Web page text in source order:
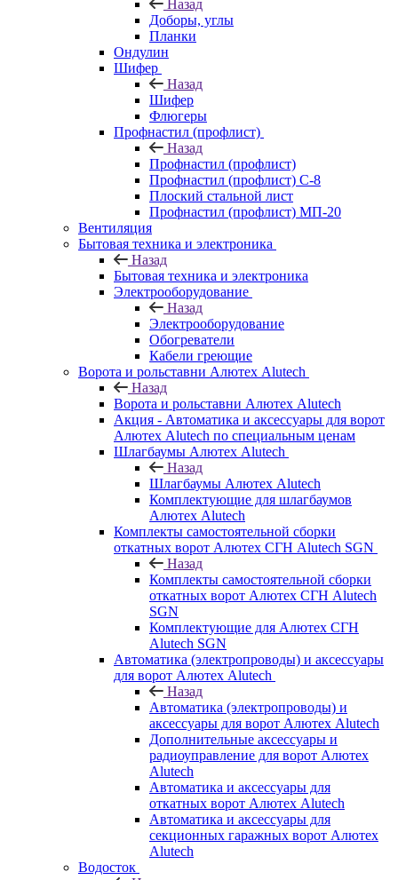
Назад
Доборы, углы
Планки
Ондулин
Шифер
Назад
Шифер
Флюгеры
Профнастил (профлист)
Назад
Профнастил (профлист)
Профнастил (профлист) С-8
Плоский стальной лист
Профнастил (профлист) МП-20
Вентиляция
Бытовая техника и электроника
Назад
Бытовая техника и электроника
Электрооборудование
Назад
Электрооборудование
Обогреватели
Кабели греющие
Ворота и рольставни Алютех Alutech
Назад
Ворота и рольставни Алютех Alutech
Акция - Автоматика и аксессуары для ворот
Алютех Alutech по специальным ценам
Шлагбаумы Алютех Alutech
Назад
Шлагбаумы Алютех Alutech
Комплектующие для шлагбаумов
Алютех Alutech
Комплекты самостоятельной сборки
откатных ворот Алютех СГН Alutech SGN
Назад
Комплекты самостоятельной сборки
откатных ворот Алютех СГН Alutech
SGN
Комплектующие для Алютех СГН
Alutech SGN
Автоматика (электропроводы) и аксессуары
для ворот Алютех Alutech
Назад
Автоматика (электропроводы) и
аксессуары для ворот Алютех Alutech
Дополнительные аксессуары и
радиоуправление для ворот Алютех
Alutech
Автоматика и аксессуары для
откатных ворот Алютех Alutech
Автоматика и аксессуары для
секционных гаражных ворот Алютех
Alutech
Водосток